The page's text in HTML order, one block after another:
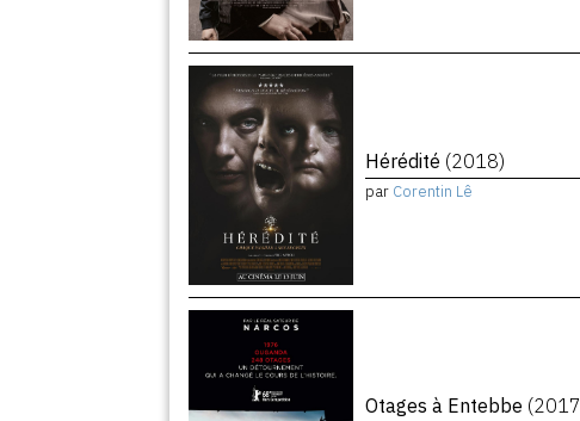
Hérédité (2018)
par Corentin Lê
Otages à Entebbe